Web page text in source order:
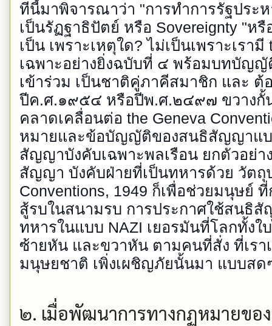
ทีนี้มาพิจารณาว่า "การทำการรัฐประ
เป็นรัฏฐาธิปัตย์ หรือ Sovereignty "ห
เป็น เพราะเหตุใด? ไม่เป็นเพราะเรา
เฉพาะอย่างยิ่งฉบับที่ ๔ พร้อมบทบัญ
เข้าร่วม เป็นชาติคู่ภาคีสมาชิก และ
ปีค.ศ.๑๙๕๔ หรือปีพ.ศ.๒๔๙๗ ขวางกั้น
คลาดเคลื่อนต่อ the Geneva
หมายและข้อบัญญัติของสนธิสัญญาแ
สัญญาบังคับเฉพาะพลเรือน ยกตัวอย่
สัญญา บังคับฝ่ายที่เป็นทหารด้วย วัตถุ
Conventions, 1949 ก็เพื่อช่วยมนุษย์
สู้รบในสนามรบ การประกาศใช้สนธิ
ทหารในแบบ NAZI เยอรมันที่โลกทั้งใ
ซ้ายหัน และขวาหัน ตามคนที่สั่ง ที่เรา
มนุษยชาติ เพิ่งเผชิญภัยนั้นมา แบบสด
๒. เมื่อพัฒนาการทางกฏหมายขอ